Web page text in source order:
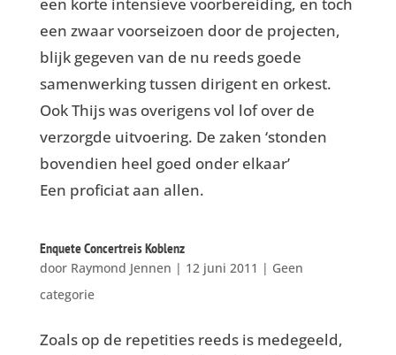
een zwaar voorseizoen door de projecten,
blijk gegeven van de nu reeds goede
samenwerking tussen dirigent en orkest.
Ook Thijs was overigens vol lof over de
verzorgde uitvoering. De zaken ‘stonden
bovendien heel goed onder elkaar’
Een proficiat aan allen.
Enquete Concertreis Koblenz
door Raymond Jennen | 12 juni 2011 | Geen
categorie
Zoals op de repetities reeds is medegeeld,